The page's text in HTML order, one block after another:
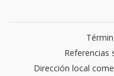
Referencias
Dirección local